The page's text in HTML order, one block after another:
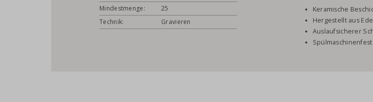
Mindestmenge:
25
Technik:
Gravieren
Keramische
Hergestellt aus
Auslaufsicherer
Spülmaschinenfest